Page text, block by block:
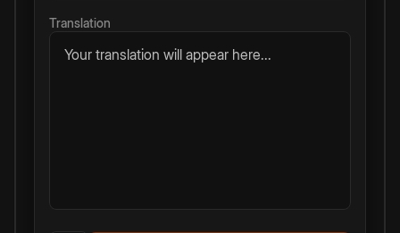
Translation
Your translation will appear here...